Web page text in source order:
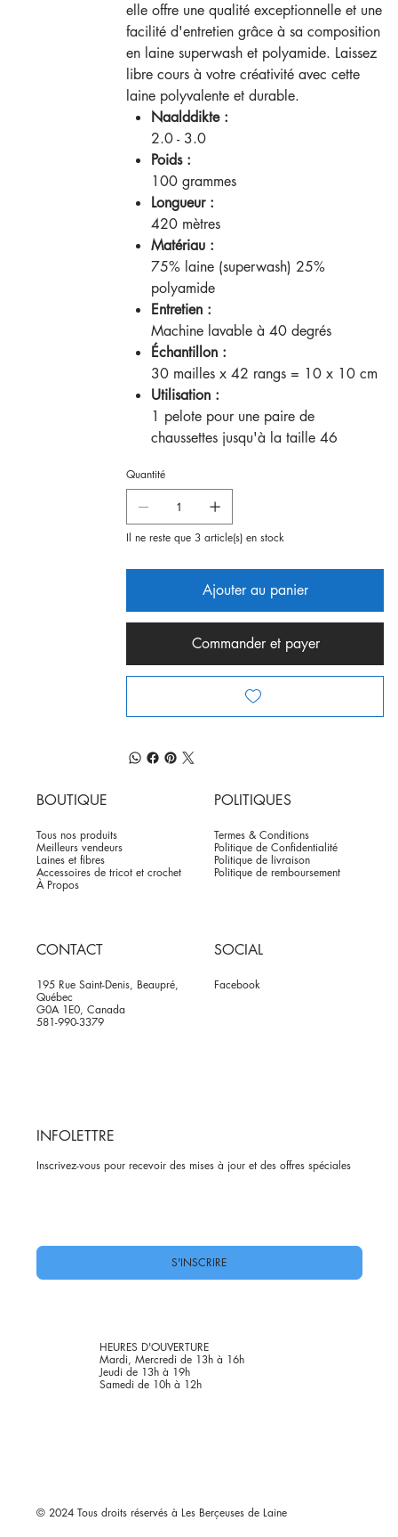
elle offre une qualité exceptionnelle et une
facilité d'entretien grâce à sa composition
en laine superwash et polyamide. Laissez
libre cours à votre créativité avec cette
laine polyvalente et durable.
Naalddikte :
2.0 - 3.0
Poids :
100 grammes
Longueur :
420 mètres
Matériau :
75% laine (superwash) 25%
polyamide
Entretien :
Machine lavable à 40 degrés
Échantillon :
30 mailles x 42 rangs = 10 x 10 cm
Utilisation :
1 pelote pour une paire de
chaussettes jusqu'à la taille 46
Quantité
Il ne reste que 3 article(s) en stock
Ajouter au panier
Commander et payer
BOUTIQUE
Tous nos produits
Meilleurs vendeurs
Laines et fibres
Accessoires de tricot et crochet
À Propos
POLITIQUES
Termes & Conditions
Politique de Confidentialité
Politique de livraison
Politique de remboursement
CONTACT
195 Rue Saint-Denis, Beaupré,
Québec
G0A 1E0, Canada
581-990-3379
SOCIAL
Facebook
INFOLETTRE
Inscrivez-vous pour recevoir des mises à jour et des offres spéciales
S'INSCRIRE
HEURES D'OUVERTURE
Mardi, Mercredi de 13h à 16h
Jeudi de 13h à 19h
Samedi de 10h à 12h
© 2024 Tous droits réservés à Les Berçeuses de Laine